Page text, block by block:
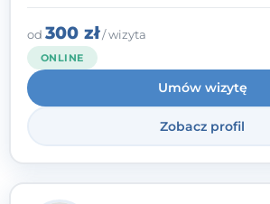
szczęście. Należy
w obranym kierunku.
od 300 zł/ wizyta
ONLINE
Umów wizytę
Zobacz profil